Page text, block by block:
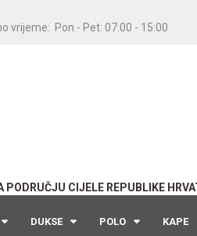
vrijeme: Pon - Pet: 07:00 - 15:00
PODRUČJU CIJELE REPUBLIKE
DUKSE POLO KAPE